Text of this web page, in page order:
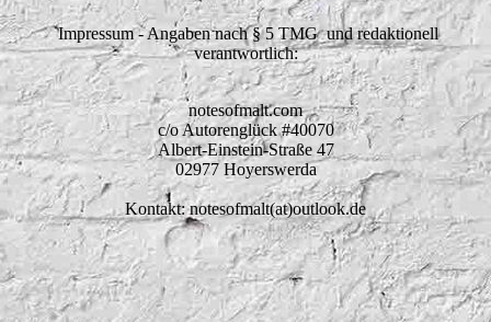
Impressum - Angaben nach § 5 TMG und redaktionell
verantwortlich:
notesofmalt.com
c/o Autorenglück #40070
Albert-Einstein-Straße 47
02977 Hoyerswerda
Kontakt: notesofmalt(at)outlook.de